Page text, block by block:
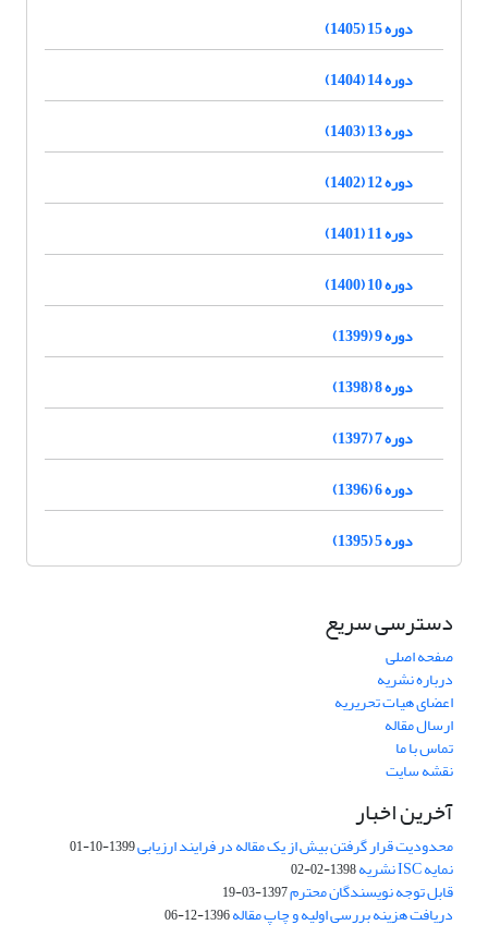
دوره 15 (1405)
دوره 14 (1404)
دوره 13 (1403)
دوره 12 (1402)
دوره 11 (1401)
دوره 10 (1400)
دوره 9 (1399)
دوره 8 (1398)
دوره 7 (1397)
دوره 6 (1396)
دوره 5 (1395)
دسترسی سریع
صفحه اصلی
درباره نشریه
اعضای هیات تحریریه
ارسال مقاله
تماس با ما
نقشه سایت
آخرین اخبار
محدودیت قرار گرفتن بیش از یک مقاله در فرایند ارزیابی1399-10-01
نمایه ISC نشریه 1398-02-02
قابل توجه نویسندگان محترم1397-03-19
دریافت هزینه بررسی اولیه و چاپ مقاله1396-12-06